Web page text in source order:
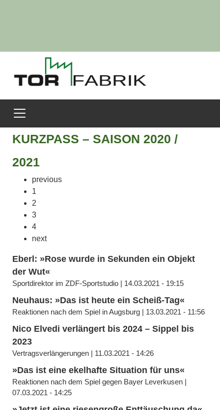
KURZPASS – SAISON 2020 /
2021
previous
1
2
3
4
next
Eberl: »Rose wurde in Sekunden ein Objekt
der Wut«
Sportdirektor im ZDF-Sportstudio | 14.03.2021 - 19:15
Neuhaus: »Das ist heute ein Scheiß-Tag«
Reaktionen nach dem Spiel in Augsburg | 13.03.2021 - 11:56
Nico Elvedi verlängert bis 2024 – Sippel bis
2023
Vertragsverlängerungen | 11.03.2021 - 14:26
»Das ist eine ekelhafte Situation für uns«
Reaktionen nach dem Spiel gegen Bayer Leverkusen |
07.03.2021 - 14:25